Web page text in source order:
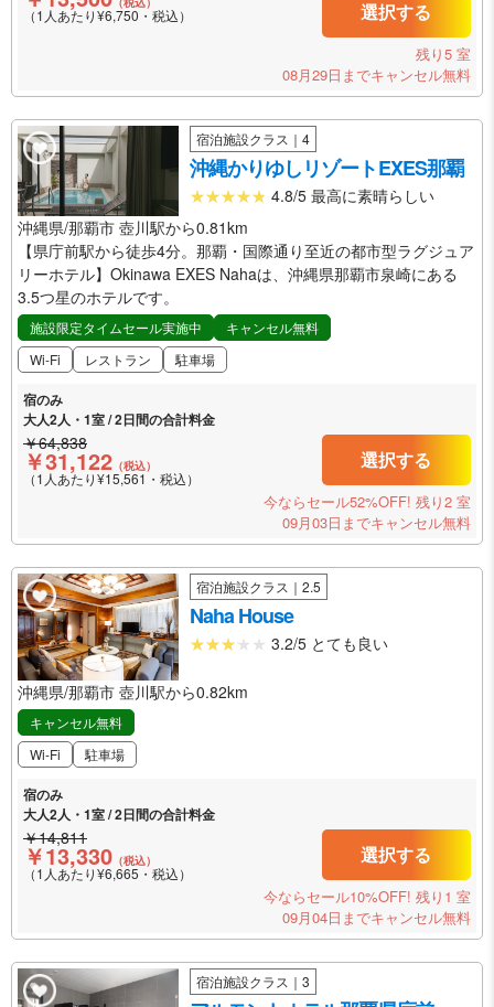
（1人あたり¥6,750・税込） 選択する
残り5 室
08月29日までキャンセル無料
宿泊施設クラス｜4
沖縄かりゆしリゾートEXES那覇
4.8/5 最高に素晴らしい
沖縄県/那覇市 壺川駅から0.81km
【県庁前駅から徒歩4分。那覇・国際通り至近の都市型ラグジュア
リーホテル】Okinawa EXES Nahaは、沖縄県那覇市泉崎にある
3.5つ星のホテルです。
施設限定タイムセール実施中
キャンセル無料
Wi-Fi
レストラン 駐車場
宿のみ
大人2人・1室 / 2日間の合計料金
￥64,838
￥31,122 （税込）
（1人あたり¥15,561・税込）
選択する
今ならセール52%OFF! 残り2 室
09月03日までキャンセル無料
宿泊施設クラス｜2.5
Naha House
3.2/5 とても良い
沖縄県/那覇市 壺川駅から0.82km
キャンセル無料
Wi-Fi
駐車場
宿のみ
大人2人・1室 / 2日間の合計料金
￥14,811
￥13,330 （税込）
（1人あたり¥6,665・税込）
選択する
今ならセール10%OFF! 残り1 室
09月04日までキャンセル無料
宿泊施設クラス｜3